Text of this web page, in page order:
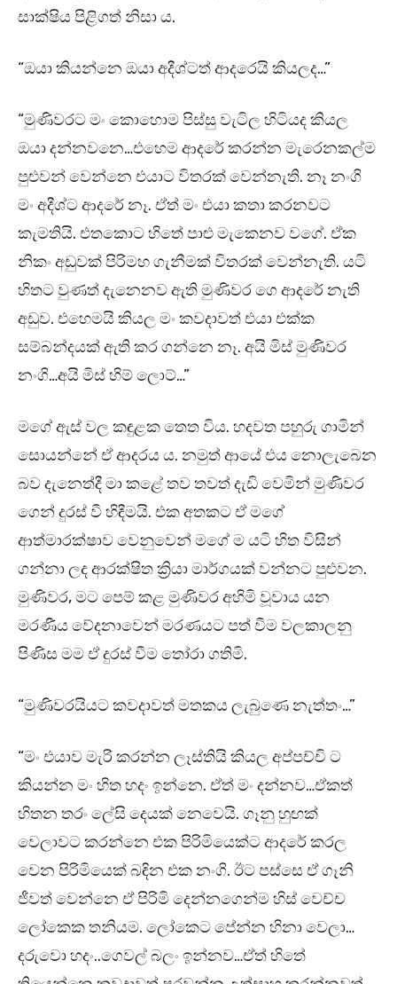
සාක්ෂිය පිළිගත් නිසා ය.
“ඔයා කියන්නෙ ඔයා අදීශ්ටත් ආදරෙයි කියලද…”
“මුණිවරට මං කොහොම පිස්සු වැටිල හිටියද කියල
ඔයා දන්නවනෙ…එහෙම ආදරේ කරන්න මැරෙනකල්ම
පුළුවන් වෙන්නෙ එයාට විතරක් වෙන්නැති. නෑ නංගි
මං අදීශ්ට ආදරේ නෑ. ඒත් මං එයා කතා කරනවට
කැමතියි. එතකොට හිතේ පාළු මැකෙනව වගේ. ඒක
නිකං අඩුවක් පිරිමහ ගැනීමක් විතරක් වෙන්නැති. යටි
හිතට වුණත් දැනෙනව ඇති මුණිවර ගෙ ආදරේ නැති
අඩුව. එහෙමයි කියල මං කවදාවත් එයා එක්ක
සම්බන්දයක් ඇති කර ගන්නෙ නෑ. අයි මිස් මුණිවර
නංගි…අයි මිස් හිම් ලොට්…”
මගේ ඇස් වල කඳුළක තෙත විය. හදවත පහුරු ගාමින්
සොයන්නේ ඒ ආදරය ය. නමුත් ආයේ එය නොලැබෙන
බව දැනෙත්දී මා කළේ තව තවත් දැඩි වෙමින් මුණිවර
ගෙන් දුරස් වී හිඳීමයි. එක අතකට ඒ මගේ
ආත්මාරක්ෂාව වෙනුවෙන් මගේ ම යටි හිත විසින්
ගන්නා ලද ආරක්ෂිත ක්‍රියා මාර්ගයක් වන්නට පුළුවන.
මුණිවර, මට පෙම් කළ මුණිවර අහිමි වූවාය යන
මරණීය වේදනාවෙන් මරණයට පත් වීම වලකාලනු
පිණිස මම ඒ දුරස් වීම තෝරා ගතිමි.
“මුණිවරයියට කවදාවත් මතකය ලැබුණෙ නැත්තං…”
“මං එයාව මැරි කරන්න ලෑස්තියි කියල අප්පච්චි ට
කියන්න මං හිත හදං ඉන්නෙ. ඒත් මං දන්නව…ඒකත්
හිතන තරං ලේසි දෙයක් නෙවෙයි. ගෑනු හුඟක්
වෙලාවට කරන්නෙ එක පිරිමියෙක්ට ආදරේ කරල
වෙන පිරිමියෙක් බඳින එක නංගි. ඊට පස්සෙ ඒ ගෑනි
ජීවත් වෙන්නෙ ඒ පිරිමි දෙන්නගෙන්ම හිස් වෙච්ච
ලෝකෙක තනියම. ලෝකෙට පේන්න හිනා වෙලා…
දරුවො හදං..ගෙවල් බලං ඉන්නව…ඒත් හිතේ